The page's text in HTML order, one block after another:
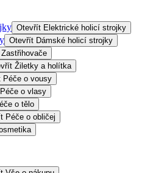
Otevřít Elektrické holicí strojky
Otevřít Dámské holicí strojky
Zastřihovače
Žiletky a holítka
Péče o vousy
Péče o vlasy
o tělo
Péče o obličej